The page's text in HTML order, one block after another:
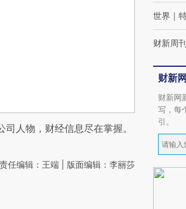
人物，财经信息尽在掌握。
责任编辑：王端 | 版面编辑：李丽莎
世界 ｜
财新周刊
财新
财新网
写，每
引。